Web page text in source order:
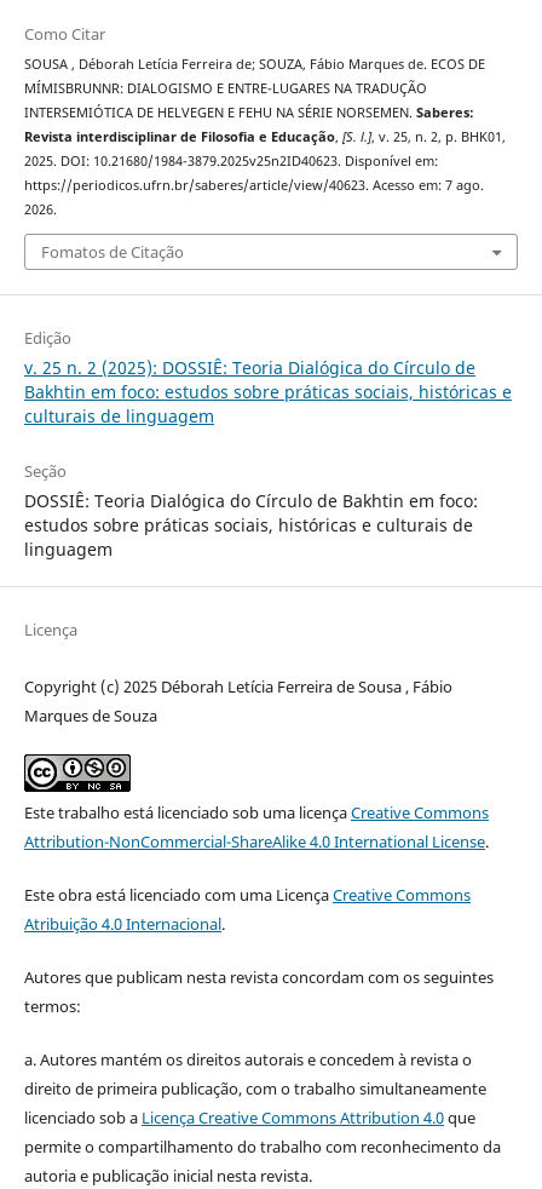
Como Citar
SOUSA , Déborah Letícia Ferreira de; SOUZA, Fábio Marques de. ECOS DE
MÍMISBRUNNR: DIALOGISMO E ENTRE-LUGARES NA TRADUÇÃO
INTERSEMIÓTICA DE HELVEGEN E FEHU NA SÉRIE NORSEMEN. Saberes:
Revista interdisciplinar de Filosofia e Educação, [S. l.], v. 25, n. 2, p. BHK01,
2025. DOI: 10.21680/1984-3879.2025v25n2ID40623. Disponível em:
https://periodicos.ufrn.br/saberes/article/view/40623. Acesso em: 7 ago.
2026.
Fomatos de Citação
Edição
v. 25 n. 2 (2025): DOSSIÊ: Teoria Dialógica do Círculo de
Bakhtin em foco: estudos sobre práticas sociais, históricas e
culturais de linguagem
Seção
DOSSIÊ: Teoria Dialógica do Círculo de Bakhtin em foco:
estudos sobre práticas sociais, históricas e culturais de
linguagem
Licença
Copyright (c) 2025 Déborah Letícia Ferreira de Sousa , Fábio
Marques de Souza
Este trabalho está licenciado sob uma licençaCreative Commons
Attribution-NonCommercial-ShareAlike 4.0 International License.
Este obra está licenciado com uma LicençaCreative Commons
Atribuição 4.0 Internacional.
Autores que publicam nesta revista concordam com os seguintes
termos:
a. Autores mantém os direitos autorais e concedem à revista o
direito de primeira publicação, com o trabalho simultaneamente
licenciado sob a Licença Creative Commons Attribution 4.0que
permite o compartilhamento do trabalho com reconhecimento da
autoria e publicação inicial nesta revista.